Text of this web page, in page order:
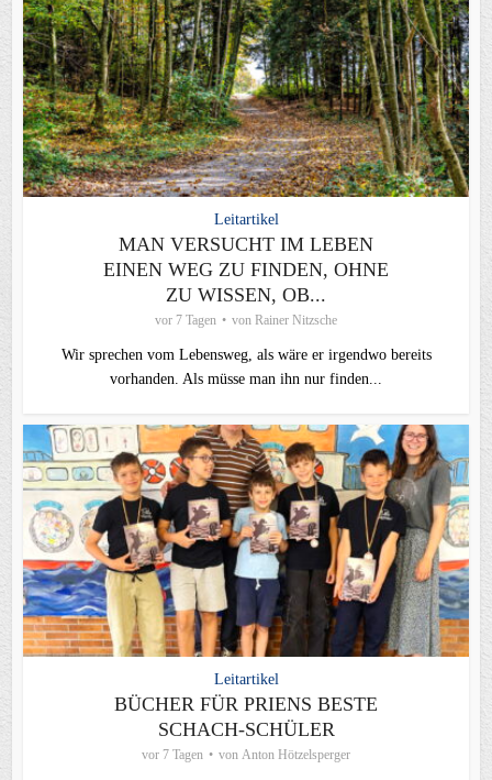
Leitartikel
MAN VERSUCHT IM LEBEN
EINEN WEG ZU FINDEN, OHNE
ZU WISSEN, OB...
vor 7 Tagen von Rainer Nitzsche
Wir sprechen vom Lebensweg, als wäre er irgendwo bereits
vorhanden. Als müsse man ihn nur finden...
Leitartikel
BÜCHER FÜR PRIENS BESTE
SCHACH-SCHÜLER
vor 7 Tagen von Anton Hötzelsperger